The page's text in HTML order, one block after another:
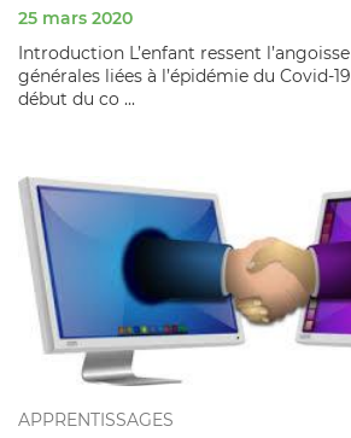
25 mars 2020
Introduction L’enfant ressent
générales liées à l’épidémie du Covid-
début du co ...
APPRENTISSAGES